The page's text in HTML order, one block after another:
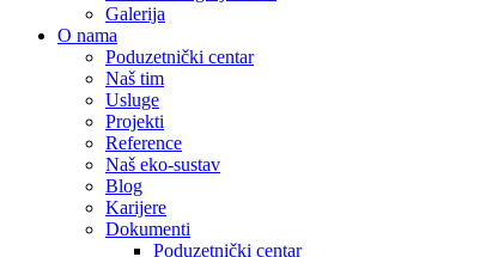
Galerija
O nama
Poduzetnički centar
Naš tim
Usluge
Projekti
Reference
Naš eko-sustav
Blog
Karijere
Dokumenti
Poduzetnički centar